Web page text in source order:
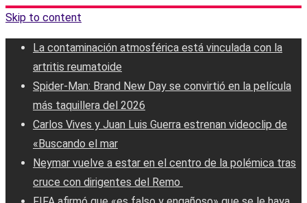
Skip to content
La contaminación atmosférica está vinculada con la
artritis reumatoide
Spider-Man: Brand New Day se convirtió en la película
más taquillera del 2026
Carlos Vives y Juan Luis Guerra estrenan videoclip de
«Buscando el mar
Neymar vuelve a estar en el centro de la polémica tras
cruce con dirigentes del Remo ‎